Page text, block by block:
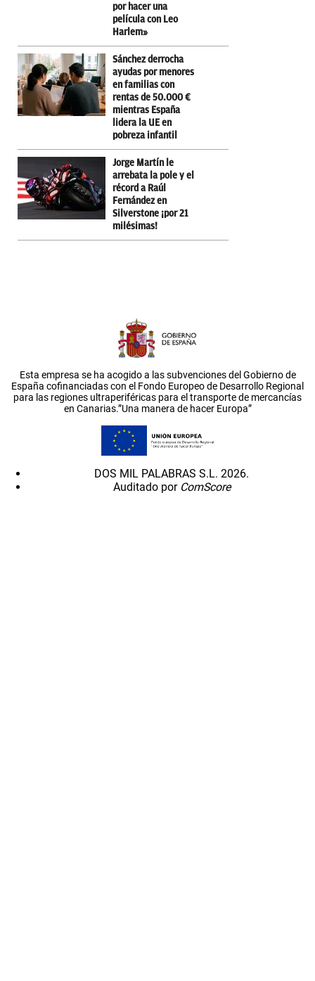
por hacer una
película con Leo
Harlem»
Sánchez derrocha
ayudas por menores
en familias con
rentas de 50.000 €
mientras España
lidera la UE en
pobreza infantil
Jorge Martín le
arrebata la pole y el
récord a Raúl
Fernández en
Silverstone ¡por 21
milésimas!
Esta empresa se ha acogido a las subvenciones del Gobierno de
España cofinanciadas con el Fondo Europeo de Desarrollo Regional
para las regiones ultraperiféricas para el transporte de mercancías
en Canarias.”Una manera de hacer Europa”
DOS MIL PALABRAS S.L. 2026.
Auditado por ComScore